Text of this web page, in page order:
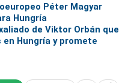
Péter Magyar
Hungría
de Viktor Orbán que
Hungría y promete